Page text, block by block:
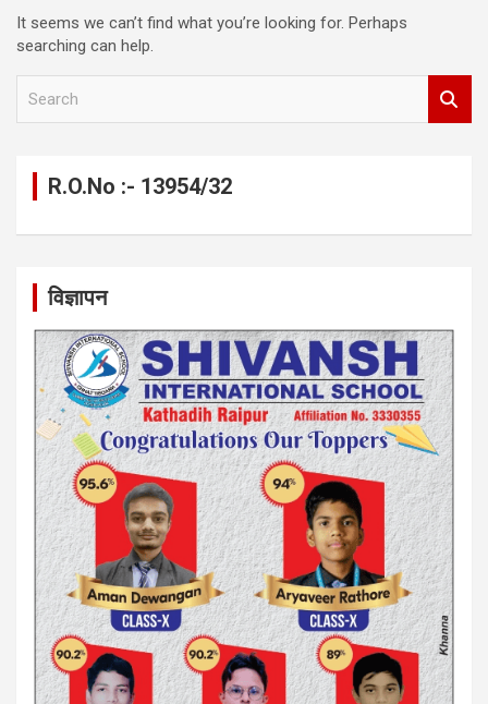
It seems we can’t find what you’re looking for. Perhaps
searching can help.
R.O.No :- 13954/32
विज्ञापन